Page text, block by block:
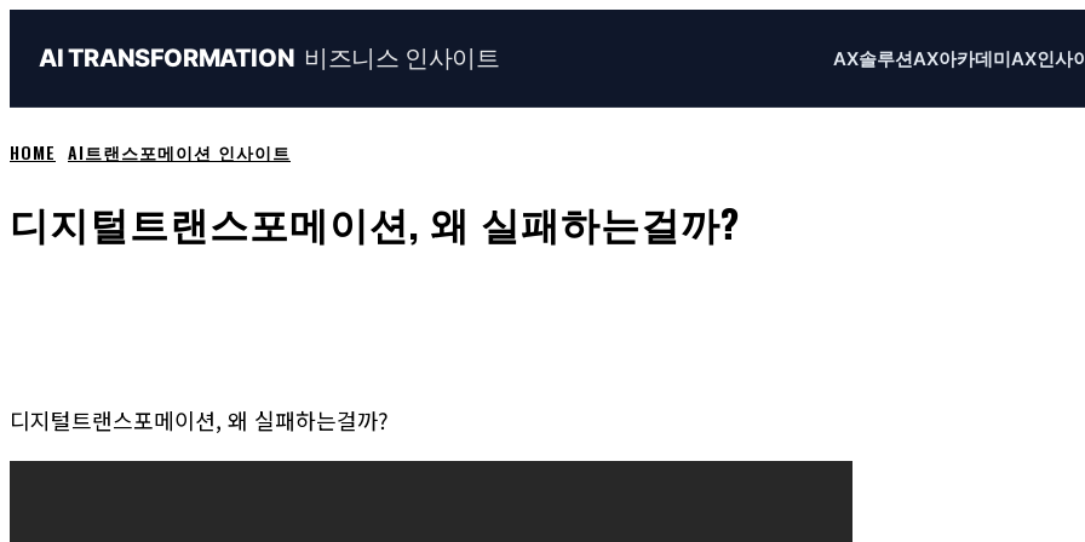
AI TRANSFORMATION 비즈니스 인사이트 AX솔루션AX아카데미AX인사
HOME AI트랜스포메이션 인사이트
디지털트랜스포메이션, 왜 실패하는걸까?
디지털트랜스포메이션, 왜 실패하는걸까?